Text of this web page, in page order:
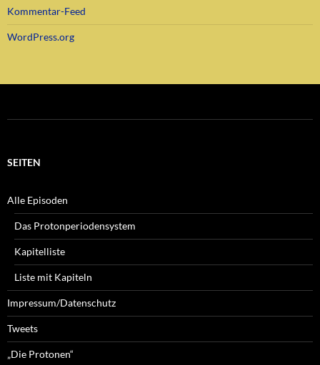
Kommentar-Feed
WordPress.org
SEITEN
Alle Episoden
Das Protonperiodensystem
Kapitelliste
Liste mit Kapiteln
Impressum/Datenschutz
Tweets
„Die Protonen“